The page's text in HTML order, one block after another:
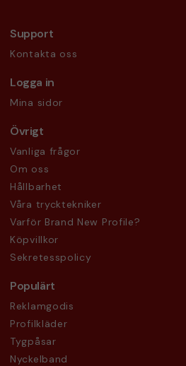
Support
Kontakta oss
Logga in
Mina sidor
Övrigt
Vanliga frågor
Om oss
Hållbarhet
Våra trycktekniker
Varför Brand New Profile?
Köpvillkor
Sekretesspolicy
Populärt
Reklamgodis
Profilkläder
Tygpåsar
Nyckelband